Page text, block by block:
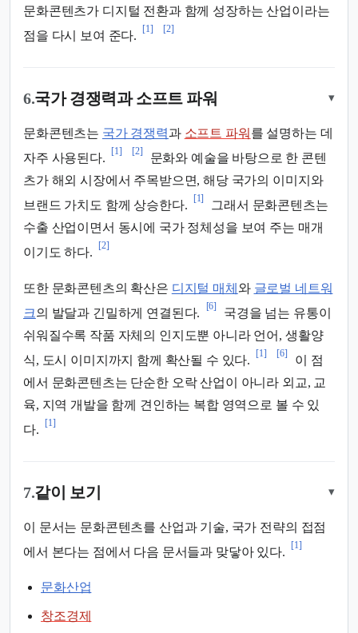
문화콘텐츠가 디지털 전환과 함께 성장하는 산업이라는
점을 다시 보여 준다.
[1] [2]
6.국가 경쟁력과 소프트 파워 ▾
문화콘텐츠는 국가 경쟁력과 소프트 파워 를 설명하는 데
자주 사용된다.
[1] [2]
문화와 예술을 바탕으로 한 콘텐
츠가 해외 시장에서 주목받으면, 해당 국가의 이미지와
브랜드 가치도 함께 상승한다.
[1]
그래서 문화콘텐츠는
수출 산업이면서 동시에 국가 정체성을 보여 주는 매개
이기도 하다.
[2]
또한 문화콘텐츠의 확산은 디지털 매체 와 글로벌 네트워
크의 발달과 긴밀하게 연결된다.
[6]
국경을 넘는 유통이
쉬워질수록 작품 자체의 인지도뿐 아니라 언어, 생활양
식, 도시 이미지까지 함께 확산될 수 있다.
[1] [6]
이 점
에서 문화콘텐츠는 단순한 오락 산업이 아니라 외교, 교
육, 지역 개발을 함께 견인하는 복합 영역으로 볼 수 있
다.
[1]
7.같이 보기 ▾
이 문서는 문화콘텐츠를 산업과 기술, 국가 전략의 접점
에서 본다는 점에서 다음 문서들과 맞닿아 있다.
[1]
문화산업
창조경제